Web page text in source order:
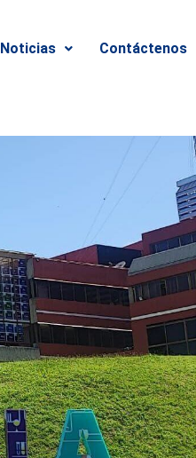
Noticias Contáctenos